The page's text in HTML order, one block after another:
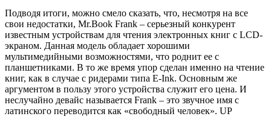
Подводя итоги, можно смело сказать, что, несмотря на все
свои недостатки, Mr.Book Frank – серьезный конкурент
известным устройствам для чтения электронных книг с LCD-
экраном. Данная модель обладает хорошими
мультимедийными возможностями, что роднит ее с
планшетниками. В то же время упор сделан именно на чтение
книг, как в случае с ридерами типа E-Ink. Основным же
аргументом в пользу этого устройства служит его цена. И
неслучайно девайс называется Frank – это звучное имя с
латинского переводится как «свободный человек». UP